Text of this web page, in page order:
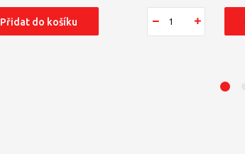
Přidat do košíku